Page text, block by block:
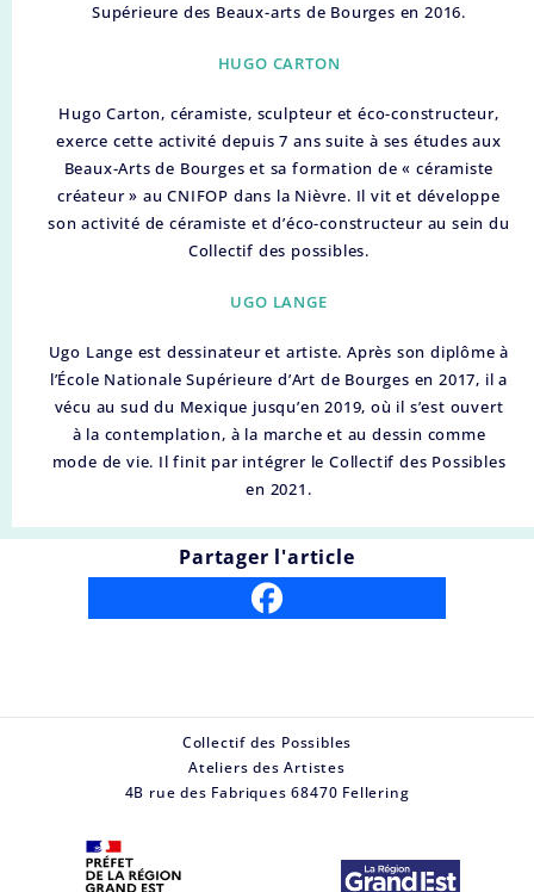
Supérieure des Beaux-arts de Bourges en 2016.
HUGO CARTON
Hugo Carton, céramiste, sculpteur et éco-constructeur,
exerce cette activité depuis 7 ans suite à ses études aux
Beaux-Arts de Bourges et sa formation de « céramiste
créateur » au CNIFOP dans la Nièvre. Il vit et développe
son activité de céramiste et d’éco-constructeur au sein du
Collectif des possibles.
UGO LANGE
Ugo Lange est dessinateur et artiste. Après son diplôme à
l’École Nationale Supérieure d’Art de Bourges en 2017, il a
vécu au sud du Mexique jusqu’en 2019, où il s’est ouvert
à la contemplation, à la marche et au dessin comme
mode de vie. Il finit par intégrer le Collectif des Possibles
en 2021.
Partager l'article
Collectif des Possibles
Ateliers des Artistes
4B rue des Fabriques 68470 Fellering